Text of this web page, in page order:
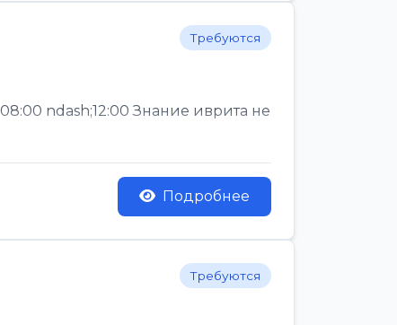
Требуются
ndash;12:00 Знание иврита не
Подробнее
Требуются